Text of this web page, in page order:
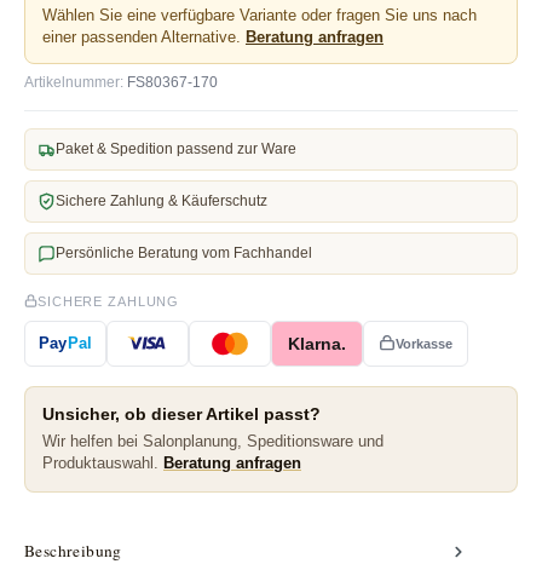
Wählen Sie eine verfügbare Variante oder fragen Sie uns nach
einer passenden Alternative.
Beratung anfragen
Artikelnummer: FS80367-170
Paket & Spedition passend zur Ware
Sichere Zahlung & Käuferschutz
Persönliche Beratung vom Fachhandel
SICHERE ZAHLUNG
PayPal Klarna. Vorkasse
Unsicher, ob dieser Artikel passt?
Wir helfen bei Salonplanung, Speditionsware und
Produktauswahl.
Beratung anfragen
Beschreibung